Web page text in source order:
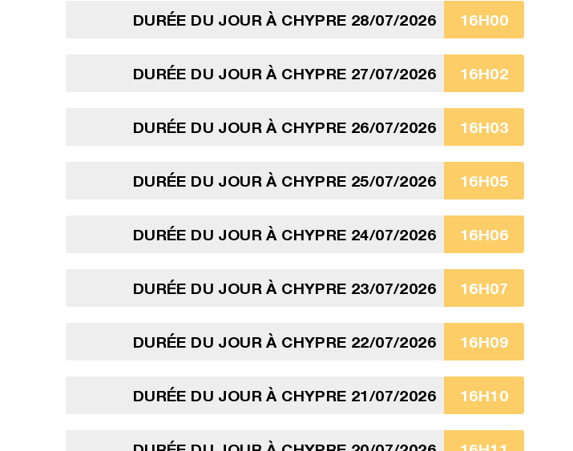
DURÉE DU JOUR À CHYPRE 28/07/2026 16H00
DURÉE DU JOUR À CHYPRE 27/07/2026 16H02
DURÉE DU JOUR À CHYPRE 26/07/2026 16H03
DURÉE DU JOUR À CHYPRE 25/07/2026 16H05
DURÉE DU JOUR À CHYPRE 24/07/2026 16H06
DURÉE DU JOUR À CHYPRE 23/07/2026 16H07
DURÉE DU JOUR À CHYPRE 22/07/2026 16H09
DURÉE DU JOUR À CHYPRE 21/07/2026 16H10